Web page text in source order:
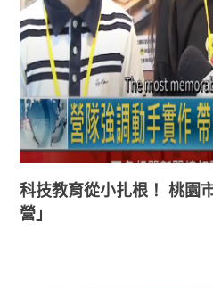
科技教育從小扎根！ 桃園
營」